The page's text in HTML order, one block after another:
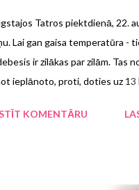
Tatros piektdienā, 22.
Lai gan gaisa temperatūra -
ir zilākas par zilām. Tas
ieplānoto, proti, doties uz 13
augstāk, taču esam ļoti
KOMENTĀRU